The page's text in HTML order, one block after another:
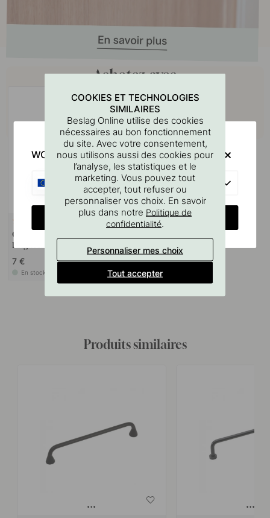
Achetez avec
Gabarit De Perçage Pour
Poignées Et Boutons
7 €
En stock
Produits similaires
COOKIES ET TECHNOLOGIES
SIMILAIRES
Beslag Online utilise des cookies
nécessaires au bon fonctionnement
du site. Avec votre consentement,
nous utilisons aussi des cookies pour
l’analyse, les statistiques et le
marketing. Vous pouvez tout
accepter, tout refuser ou
personnaliser vos choix. En savoir
plus dans notre Politique de
confidentialité.
Personnaliser mes choix
Tout accepter
WOULD YOU RATHER VISIT?
CHANGE COUNTRY